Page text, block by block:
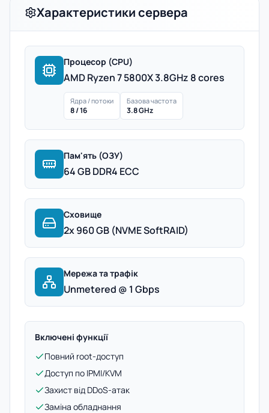
Характеристики сервера
Процесор (CPU)
AMD Ryzen 7 5800X 3.8GHz 8 cores
Ядра / потоки
8 / 16
Базова частота
3.8 GHz
Пам'ять (ОЗУ)
64 GB DDR4 ECC
Сховище
2x 960 GB (NVME SoftRAID)
Мережа та трафік
Unmetered @ 1 Gbps
Включені функції
Повний root-доступ
Доступ по IPMI/KVM
Захист від DDoS-атак
Заміна обладнання